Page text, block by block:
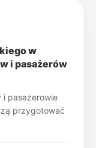
w
i pasażerów
i pasażerowie
przygotować